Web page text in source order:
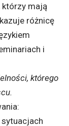
którzy mają
różnicę
i
którego